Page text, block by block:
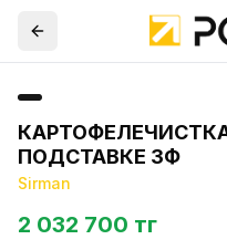
КАРТОФЕЛЕЧИСТКА
ПОДСТАВКЕ 3Ф
Sirman
2 032 700 тг